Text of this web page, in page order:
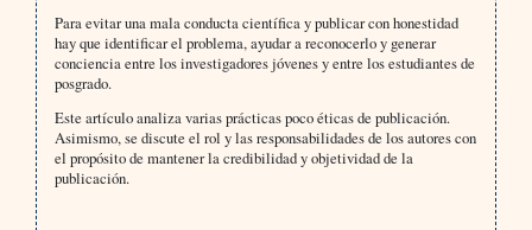
Para evitar una mala conducta científica y publicar con honestidad
hay que identificar el problema, ayudar a reconocerlo y generar
conciencia entre los investigadores jóvenes y entre los estudiantes de
posgrado.
Este artículo analiza varias prácticas poco éticas de publicación.
Asimismo, se discute el rol y las responsabilidades de los autores con
el propósito de mantener la credibilidad y objetividad de la
publicación.